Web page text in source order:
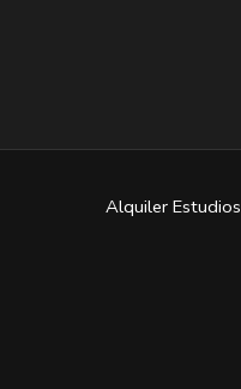
Alquiler Estudios